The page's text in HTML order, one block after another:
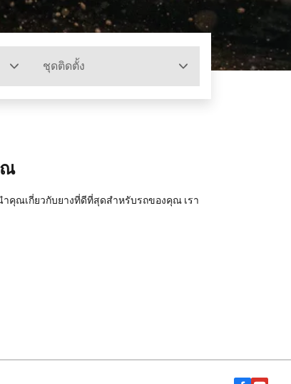
ชุดติดตั้ง
ณ
คุณเกี่ยวกับยางที่ดีที่สุดสำหรับรถของคุณ เรา